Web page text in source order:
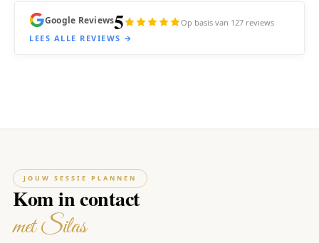
Google Reviews5
Op basis van 127 reviews
LEES ALLE REVIEWS →
JOUW SESSIE PLANNEN
Kom in contact
met Silas